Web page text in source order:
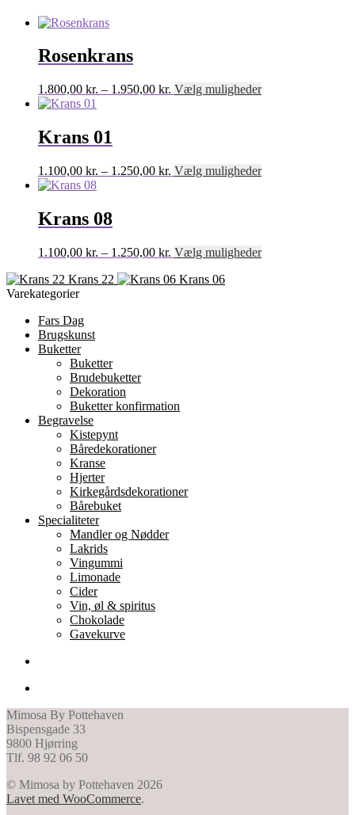
Rosenkrans
1.800,00 kr. – 1.950,00 kr. Prisinterval:
Vælg mulighederDette
kan
Krans 01
1.100,00 kr. – 1.250,00 kr. Prisinterval:
Vælg mulighederDette
kan
Krans 08
1.100,00 kr. – 1.250,00 kr. Prisinterval:
til
Vælg mulighederDette
Krans 22
Krans 06
Varekategorier
Fars Dag
Brugskunst
Buketter
Buketter
Brudebuketter
Dekoration
Buketter konfirmation
Begravelse
Kistepynt
Båredekorationer
Kranse
Hjerter
Kirkegårdsdekorationer
Bårebuket
Specialiteter
Mandler og Nødder
Lakrids
Vingummi
Limonade
Cider
Vin, øl & spiritus
Chokolade
Gavekurve
Mimosa By Pottehaven
Bispensgade 33
9800 Hjørring
Tlf. 98 92 06 50
© Mimosa by Pottehaven 2026
Lavet med WooCommerce.